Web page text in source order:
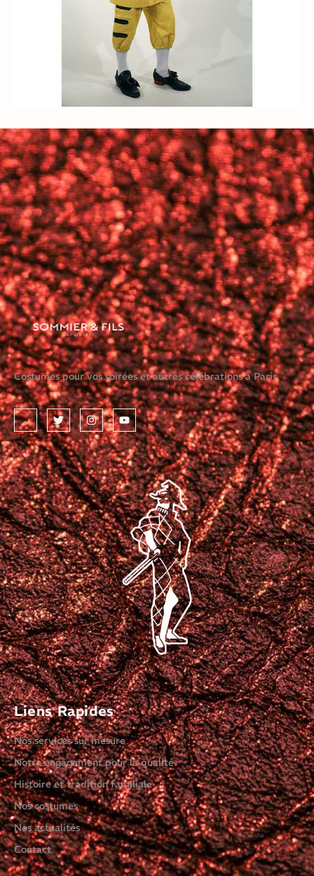
Costumes pour vos soirées et autres célébrations à Paris
Liens Rapides
Nos services sur mesure
Notre engagement pour la qualité
Histoire et tradition familiale
Nos costumes
Nos actualités
Contact